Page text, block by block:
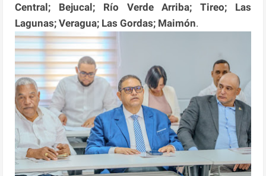
Central; Bejucal; Río Verde Arriba; Tireo; Las
Lagunas; Veragua; Las Gordas; Maimón.